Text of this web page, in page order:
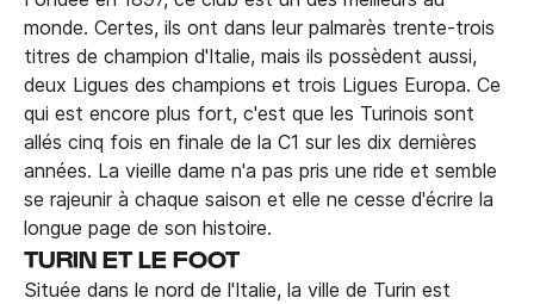
monde. Certes, ils ont dans leur palmarès trente-trois
titres de champion d'Italie, mais ils possèdent aussi,
deux Ligues des champions et trois Ligues Europa. Ce
qui est encore plus fort, c'est que les Turinois sont
allés cinq fois en finale de la C1 sur les dix dernières
années. La vieille dame n'a pas pris une ride et semble
se rajeunir à chaque saison et elle ne cesse d'écrire la
longue page de son histoire.
TURIN ET LE FOOT
Située dans le nord de l'Italie, la ville de Turin est